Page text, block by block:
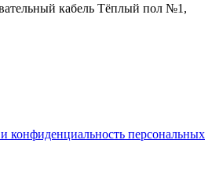
кабель Тёплый пол №1,
конфиденциальность персональных